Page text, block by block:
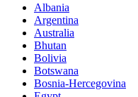
Albania
Argentina
Australia
Bhutan
Bolivia
Botswana
Bosnia-Hercegovina